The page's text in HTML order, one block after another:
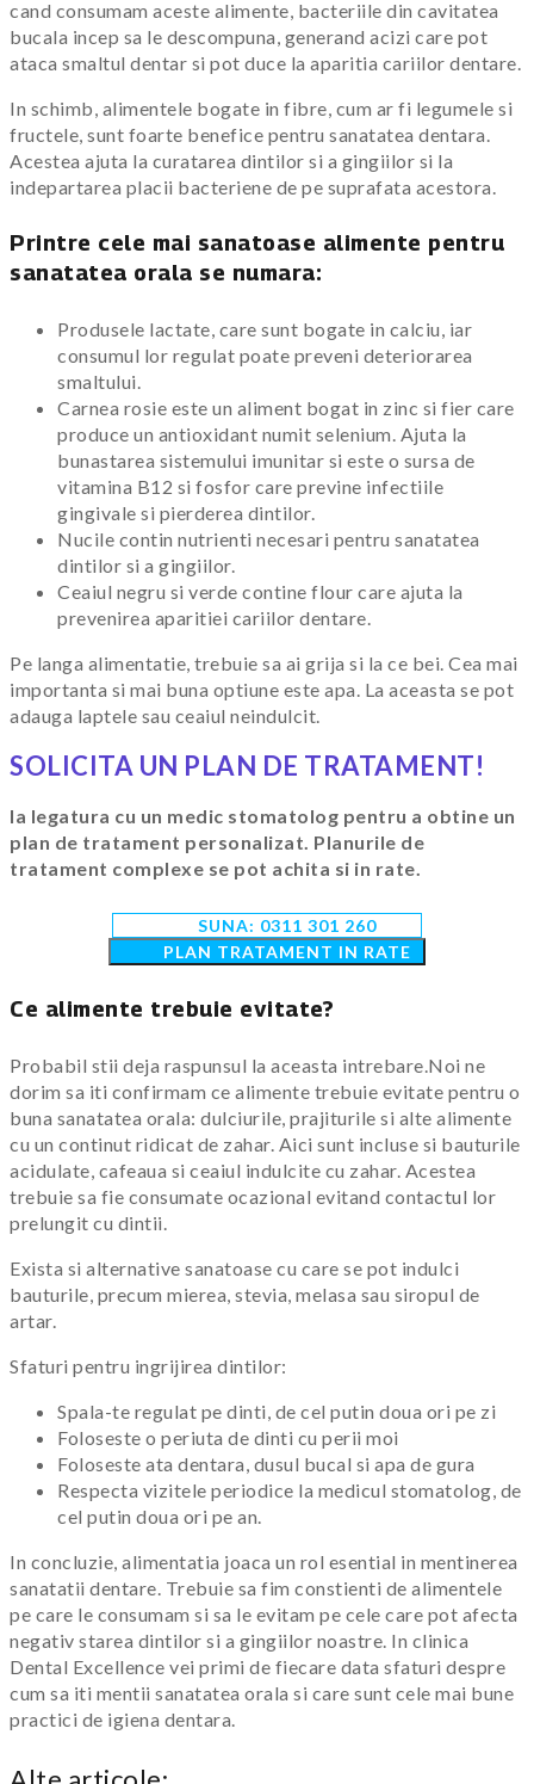
cand consumam aceste alimente, bacteriile din cavitatea
bucala incep sa le descompuna, generand acizi care pot
ataca smaltul dentar si pot duce la aparitia cariilor dentare.
In schimb, alimentele bogate in fibre, cum ar fi legumele si
fructele, sunt foarte benefice pentru sanatatea dentara.
Acestea ajuta la curatarea dintilor si a gingiilor si la
indepartarea placii bacteriene de pe suprafata acestora.
Printre cele mai sanatoase alimente pentru
sanatatea orala se numara:
Produsele lactate, care sunt bogate in calciu, iar
consumul lor regulat poate preveni deteriorarea
smaltului.
Carnea rosie este un aliment bogat in zinc si fier care
produce un antioxidant numit selenium. Ajuta la
bunastarea sistemului imunitar si este o sursa de
vitamina B12 si fosfor care previne infectiile
gingivale si pierderea dintilor.
Nucile contin nutrienti necesari pentru sanatatea
dintilor si a gingiilor.
Ceaiul negru si verde contine flour care ajuta la
prevenirea aparitiei cariilor dentare.
Pe langa alimentatie, trebuie sa ai grija si la ce bei. Cea mai
importanta si mai buna optiune este apa. La aceasta se pot
adauga laptele sau ceaiul neindulcit.
SOLICITA UN PLAN DE TRATAMENT!
Ia legatura cu un medic stomatolog pentru a obtine un
plan de tratament personalizat. Planurile de
tratament complexe se pot achita si in rate.
SUNA: 0311 301 260
PLAN TRATAMENT IN RATE
Ce alimente trebuie evitate?
Probabil stii deja raspunsul la aceasta intrebare.Noi ne
dorim sa iti confirmam ce alimente trebuie evitate pentru o
buna sanatatea orala: dulciurile, prajiturile si alte alimente
cu un continut ridicat de zahar. Aici sunt incluse si bauturile
acidulate, cafeaua si ceaiul indulcite cu zahar. Acestea
trebuie sa fie consumate ocazional evitand contactul lor
prelungit cu dintii.
Exista si alternative sanatoase cu care se pot indulci
bauturile, precum mierea, stevia, melasa sau siropul de
artar.
Sfaturi pentru ingrijirea dintilor:
Spala-te regulat pe dinti, de cel putin doua ori pe zi
Foloseste o periuta de dinti cu perii moi
Foloseste ata dentara, dusul bucal si apa de gura
Respecta vizitele periodice la medicul stomatolog, de
cel putin doua ori pe an.
In concluzie, alimentatia joaca un rol esential in mentinerea
sanatatii dentare. Trebuie sa fim constienti de alimentele
pe care le consumam si sa le evitam pe cele care pot afecta
negativ starea dintilor si a gingiilor noastre. In clinica
Dental Excellence vei primi de fiecare data sfaturi despre
cum sa iti mentii sanatatea orala si care sunt cele mai bune
practici de igiena dentara.